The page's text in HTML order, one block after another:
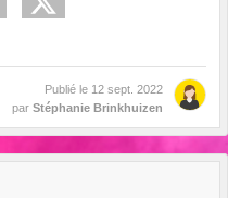
Publié le 12 sept. 2022
par Stéphanie Brinkhuizen